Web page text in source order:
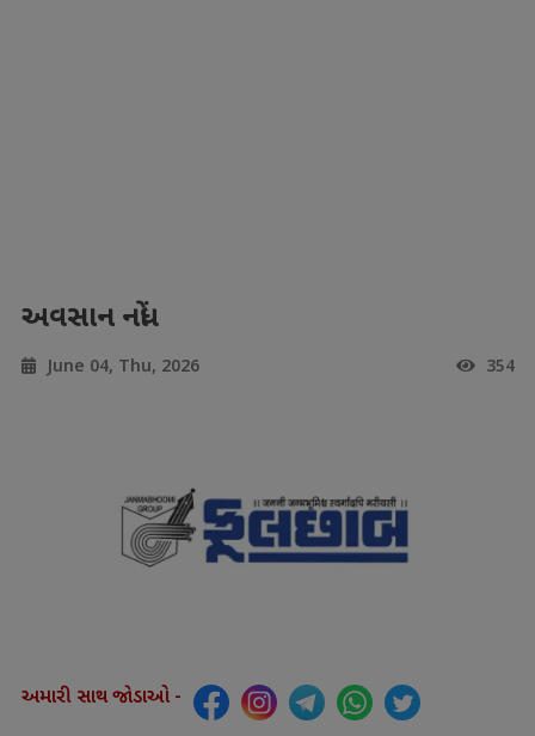
અવસાન નોંધ
June 04, Thu, 2026 354
અમારી સાથ જોડાઓ -